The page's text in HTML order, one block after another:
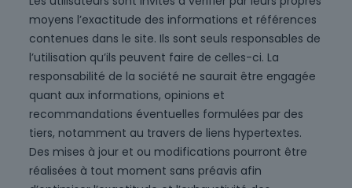
moyens l’exactitude des informations et références
contenues dans le site. Ils sont seuls responsables de
l’utilisation qu’ils peuvent faire de celles-ci. La
responsabilité de la société ne saurait être engagée
quant aux informations, opinions et
recommandations éventuelles formulées par des
tiers, notamment au travers de liens hypertextes.
Des mises à jour et ou modifications pourront être
réalisées à tout moment sans préavis afin